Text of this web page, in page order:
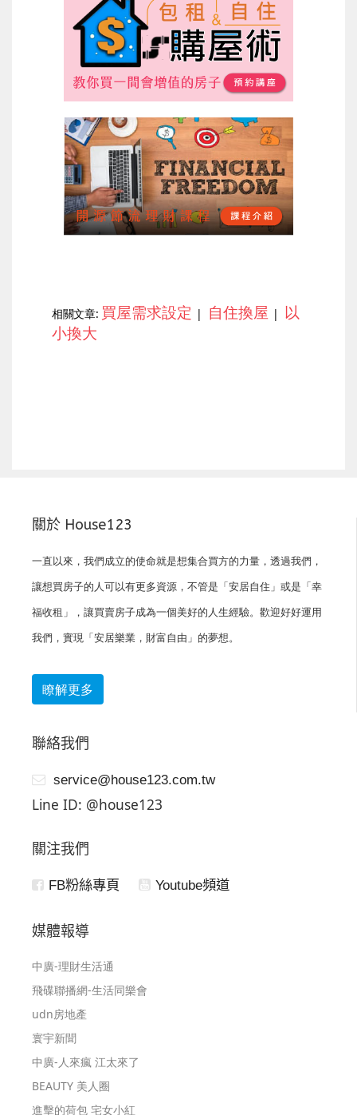
相關文章: 買屋需求設定 | 自住換屋 | 以
小換大
關於 House123
一直以來，我們成立的使命就是想集合買方的力量，透過我們，
讓想買房子的人可以有更多資源，不管是「安居自住」或是「幸
福收租」，讓買賣房子成為一個美好的人生經驗。歡迎好好運用
我們，實現「安居樂業，財富自由」的夢想。
瞭解更多
聯絡我們
service@house123.com.tw
Line ID: @house123
關注我們
FB粉絲專頁 Youtube頻道
媒體報導
中廣-理財生活通
飛碟聯播網-生活同樂會
udn房地產
寰宇新聞
中廣-人來瘋 江太來了
BEAUTY 美人圈
進擊的荷包 宅女小紅